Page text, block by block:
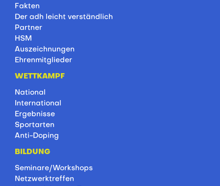
Fakten
Der adh leicht verständlich
Partner
HSM
Auszeichnungen
Ehrenmitglieder
WETTKAMPF
National
International
Ergebnisse
Sportarten
Anti-Doping
BILDUNG
Seminare/Workshops
Netzwerktreffen